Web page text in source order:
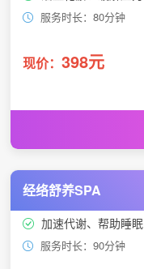
服务时长：80分钟
现价： 398元
经络舒养SPA
加速代谢、帮助睡眠
服务时长：90分钟